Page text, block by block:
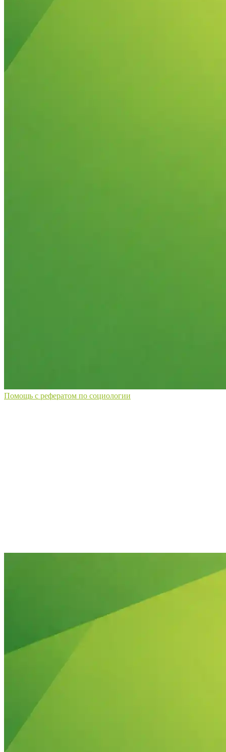
Помощь с рефератом по социологии